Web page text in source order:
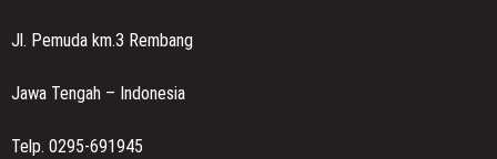
Jl. Pemuda km.3 Rembang
Jawa Tengah – Indonesia
Telp. 0295-691945